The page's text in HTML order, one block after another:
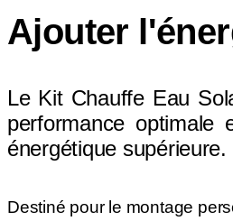
Ajouter
Le Kit Chauffe Eau
performance optimale
énergétique supérieure.
Destiné pour le montage